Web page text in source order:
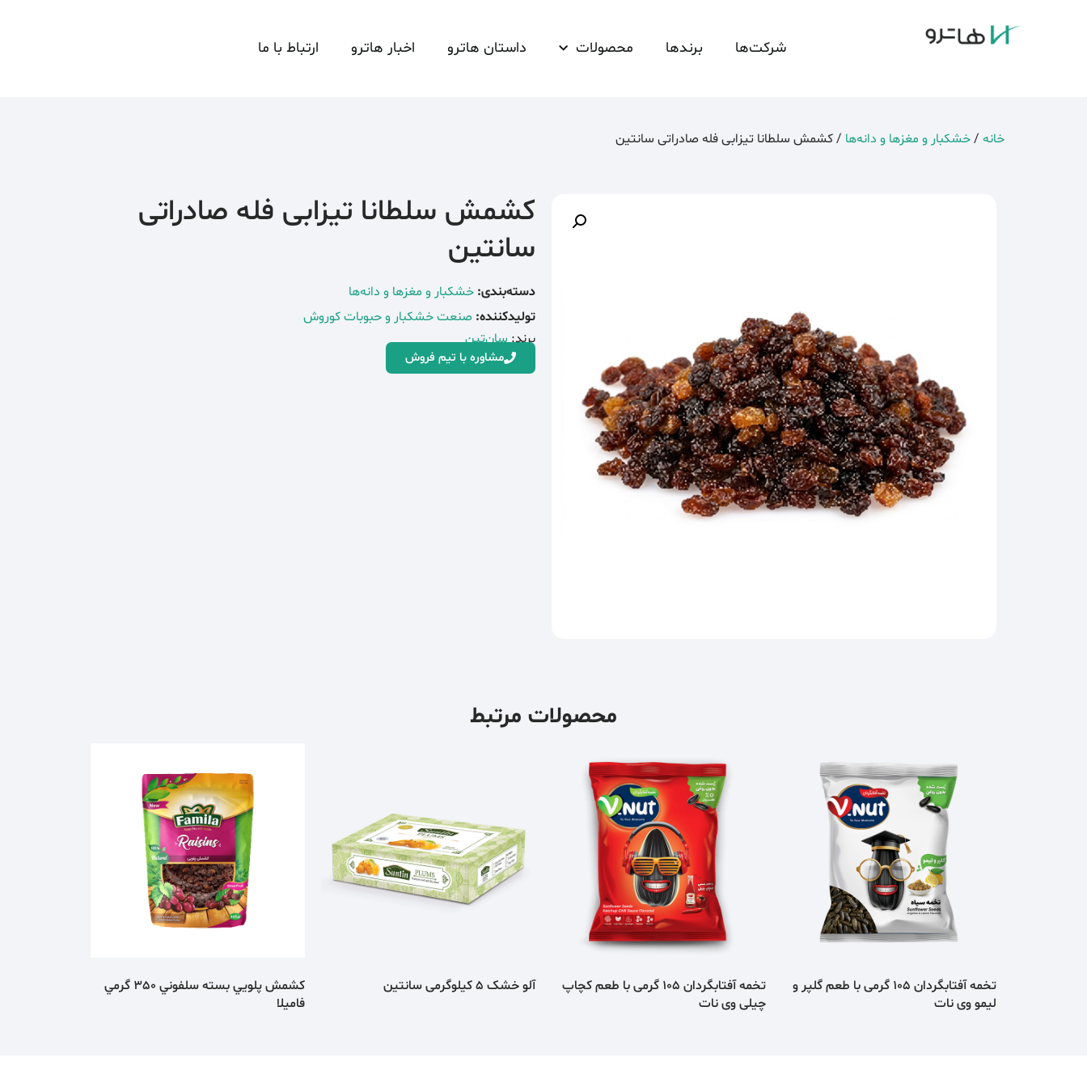
شرکت‌ها برندها محصولات داستان هاترو اخبار هاترو ارتباط با ما
خانه /خشکبار و مغزها و دانه‌ها / کشمش سلطانا تیزابی فله صادراتی سانتین
کشمش سلطانا تیزابی فله صادراتی
سانتین
دسته‌بندی: خشکبار و مغزها و دانه‌ها
تولیدکننده: صنعت خشکبار و حبوبات کوروش
برند:سان‌تین
مشاوره با تیم فروش
محصولات مرتبط
تخمه آفتابگردان 105 گرمی با طعم گلپر و
لیمو وی نات
تخمه آفتابگردان 105 گرمی با طعم كچاپ
چیلی وی نات
آلو خشک 5 کیلوگرمی سانتین
كشمش پلویي بسته سلفوني 350 گرمي
فامیلا